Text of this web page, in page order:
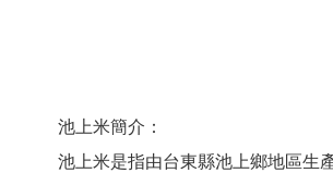
池上米簡介：
池上米是指由台東縣池上鄉地區生